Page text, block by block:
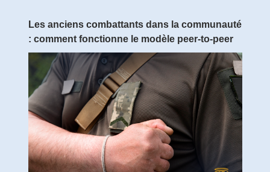
Les anciens combattants dans la communauté
: comment fonctionne le modèle peer-to-peer